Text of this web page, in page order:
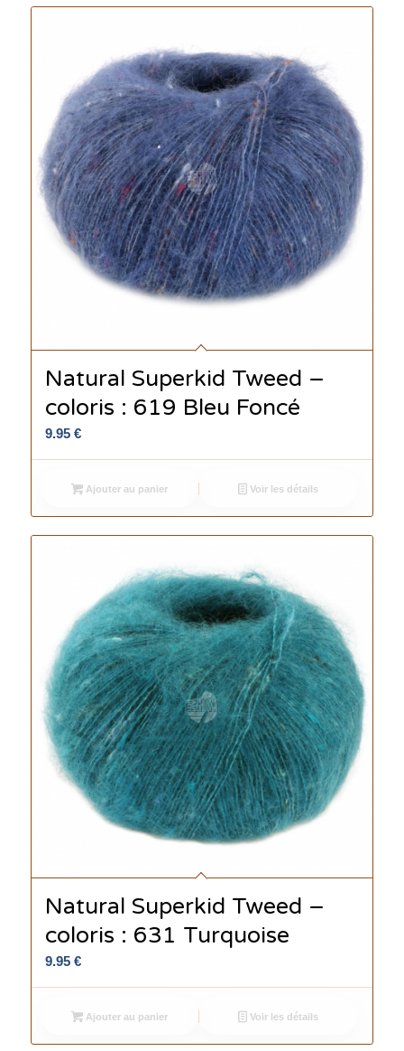
Natural Superkid Tweed –
coloris : 619 Bleu Foncé
9.95 €
Ajouter au panier Voir les détails
Natural Superkid Tweed –
coloris : 631 Turquoise
9.95 €
Ajouter au panier Voir les détails